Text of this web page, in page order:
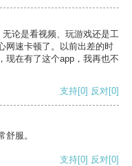
论是看视频、玩游戏还是工
网速卡顿了。以前出差的时
现在有了这个app，我再也不
支持[0] 反对[0]
服。
支持[0] 反对[0]